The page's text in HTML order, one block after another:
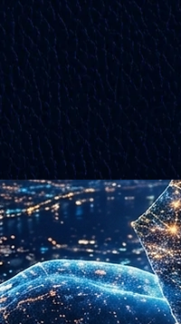
אומדן נטו לנחלה במושב - כמה
יישאר לך מהקמת פל"ח בנחלה?
היכנסו לאפליקציה